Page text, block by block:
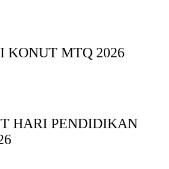
KONUT MTQ 2026
HARI PENDIDIKAN